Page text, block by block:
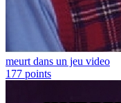
meurt dans un jeu video
177 points